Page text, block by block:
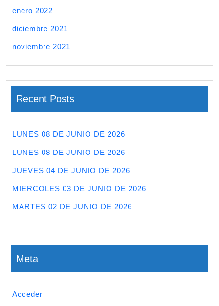
enero 2022
diciembre 2021
noviembre 2021
Recent Posts
LUNES 08 DE JUNIO DE 2026
LUNES 08 DE JUNIO DE 2026
JUEVES 04 DE JUNIO DE 2026
MIERCOLES 03 DE JUNIO DE 2026
MARTES 02 DE JUNIO DE 2026
Meta
Acceder